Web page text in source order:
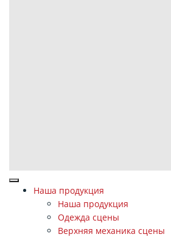
Наша продукция
Наша продукция
Одежда сцены
Верхняя механика сцены